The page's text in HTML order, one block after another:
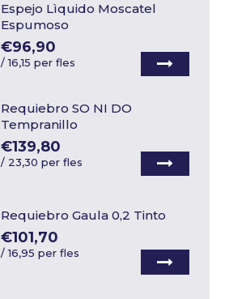
Espejo Lìquido Moscatel
Espumoso
€96,90
/16,15 per fles
Requiebro SO NI DO
Tempranillo
€139,80
/ 23,30 per fles
Requiebro Gaula 0,2 Tinto
€101,70
/16,95 per fles